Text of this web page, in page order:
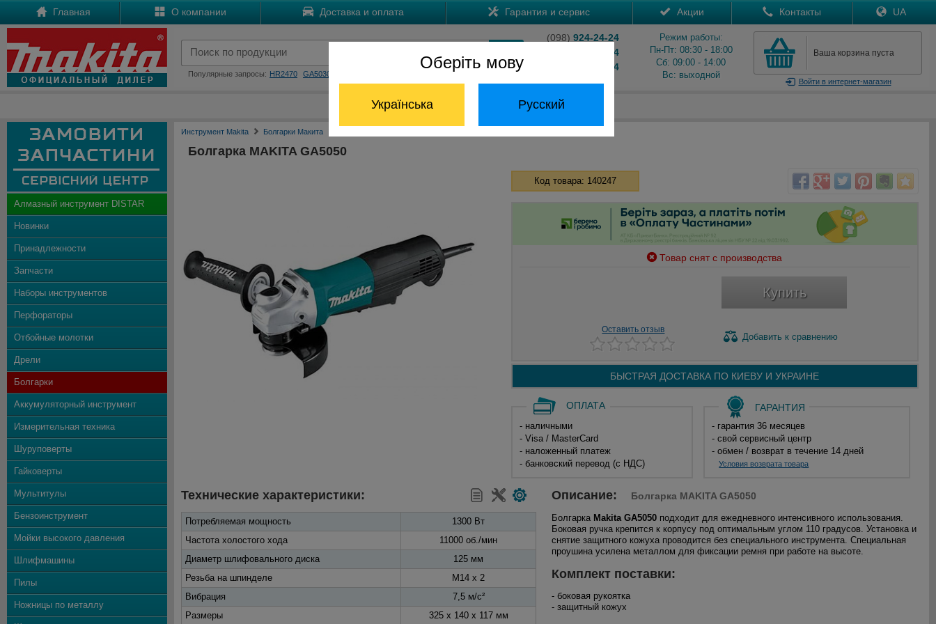
Оберіть мову
Українська Русский
Главная О компании Доставка и оплата Гарантия и сервис Акции Контакты UA
Популярные запросы: HR2470 GA5030
(098) 924-24-24
204-24-24
824-24-24
Режим работы:
Пн-Пт: 08:30 - 18:00
Сб: 09:00 - 14:00
Вс: выходной
Ваша корзина пуста
Войтив интернет-магазин
Отдел запчастей: (068) 824-24-24
Алмазный инструмент DISTAR
Новинки
Принадлежности
Запчасти
Наборы инструментов
Перфораторы
Отбойные молотки
Дрели
Болгарки
Аккумуляторный инструмент
Измерительная техника
Шуруповерты
Гайковерты
Мультитулы
Бензоинструмент
Мойки высокого давления
Шлифмашины
Пилы
Ножницы по металлу
Инструмент Makita Болгарки Макита
Болгарка MAKITA GA5050
Код товара: 140247
Товар снят с производства
Купить
Оставить отзыв
Добавить к сравнению
БЫСТРАЯ ДОСТАВКА ПО КИЕВУ И УКРАИНЕ
ОПЛАТА
- наличными
- Visa / MasterCard
- наложенный платеж
- банковский перевод (с НДС)
ГАРАНТИЯ
- гарантия 36 месяцев
- свой сервисный центр
- обмен / возврат в течение 14 дней
Условия возврата товара
Технические характеристики:
Потребляемая мощность
1300 Вт
Частота холостого хода
11000 об./мин
Диаметр шлифовального диска
125 мм
Резьба на шпинделе
M14 x 2
Вибрация
7,5 м/с²
Размеры
325 x 140 x 117 мм
Описание: Болгарка MAKITA GA5050
Болгарка Makita GA5050 подходит для ежедневного интенсивного использования.
Боковая ручка крепится к корпусу под оптимальным углом 110 градусов. Установка и
снятие защитного кожуха проводится без специального инструмента. Специальная
проушина усилена металлом для фиксации ремня при работе на высоте.
Комплект поставки:
- боковая рукоятка
- защитный кожух